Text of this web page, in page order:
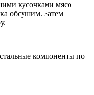
кусочками мясо
обсушим. Затем
компоненты по